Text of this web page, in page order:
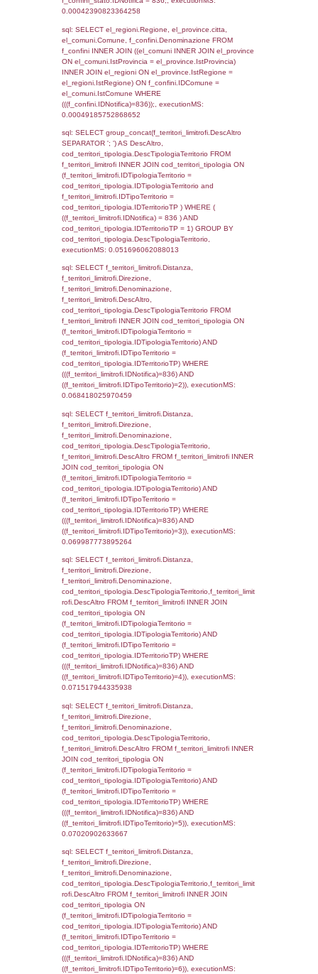
el_regioni.Regione as RegioneST,
as ComuneSL, el_province_1.citta as
el_regioni_1.Regione as RegioneSL FROM
(((((a1_stabilimento LEFT JOIN el_comuni
a1_stabilimento.ComuneStab =
LEFT JOIN el_province ON
= el_province.IstProvincia) LEFT JOIN
LEFT JOIN el_comuni AS el_comuni_1 ON
a1_stabilimento.IstComuneSL =
LEFT JOIN el_province AS el_province_1
a1_stabilimento.IstProvinciaSL =
el_province_1.IstProvincia) LEFT JOIN
el_regioni_1 ON
el_regioni_1.IstRegione where
executionMS: 0.00066494941711426
sql: SELECT a2p.Cognome, a2p.Nome
a2_ruolipersonale a2rp INNER JOIN
a2rp.IDPersonale = a2p.IDPersonale
(((a2p.IDNotifica)=836) AND
executionMS: 0.0062179565429688
sql: SELECT a2p.Cognome, a2p.Nome
a2_ruolipersonale a2rp INNER JOIN
(((a2p.IDNotifica)=836) AND
executionMS: 0.0025210380554199
sql: SELECT cod_ipa_aoo.des_amm,
d1_controlli.UntAmmTerr,
d1_controlli.Regione, d1_controlli.Provincia,
d1_controlli.Comune, d1_controlli.Via,
d1_controlli.Email, d1_controlli.Pec FROM
d1_controlli.UntAmmTerr where
executionMS: 0.021420955657959
sql: SELECT * FROM d2_autorizzazioni
IDNotifica=836, executionMS:
sql: SELECT Ispezione, IDArticoloComma,
StatoIspezione,
'%d/%m/%Y') as DataApertura,
DATE_FORMAT(DataChiusura, '%d/%m/
DataChiusura,
'%d/%m/%Y') as DataUltimoPIR FROM
WHERE (((d3_ispezioni.IDNotifica)=836)),
0.00050091743469238
sql: SELECT el_nazioni.DescIT,
FROM f_confini_stato INNER JOIN
f_confini_stato.IDStato = el_nazioni.IDStato
f_confini_stato.IDNotifica = 836;,
0.00042390823364258
sql: SELECT el_regioni.Regione,
el_comuni.Comune,
f_confini INNER JOIN ((el_comuni INNER
ON el_comuni.IstProvincia =
INNER JOIN el_regioni ON